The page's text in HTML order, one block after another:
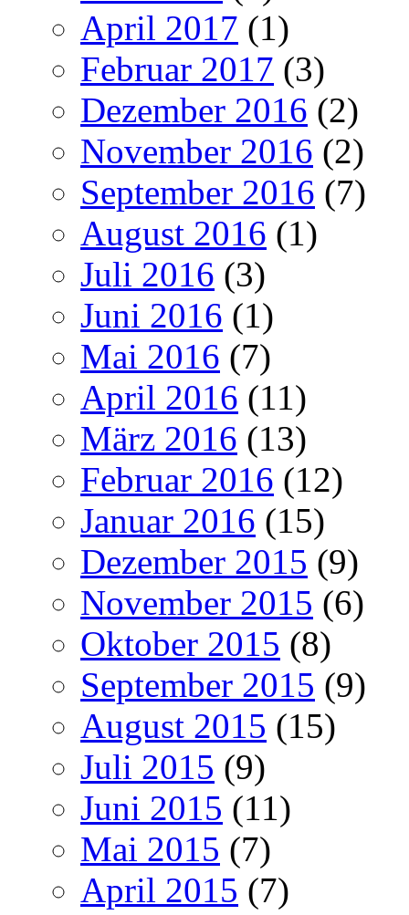
April 2017 (1)
Februar 2017 (3)
Dezember 2016 (2)
November 2016 (2)
September 2016 (7)
August 2016 (1)
Juli 2016 (3)
Juni 2016 (1)
Mai 2016 (7)
April 2016 (11)
März 2016 (13)
Februar 2016 (12)
Januar 2016 (15)
Dezember 2015 (9)
November 2015 (6)
Oktober 2015 (8)
September 2015 (9)
August 2015 (15)
Juli 2015 (9)
Juni 2015 (11)
Mai 2015 (7)
April 2015 (7)